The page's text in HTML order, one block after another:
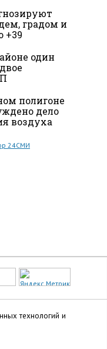
градом и
+39
один
полигоне
дело
воздуха
24СМИ
технологий и